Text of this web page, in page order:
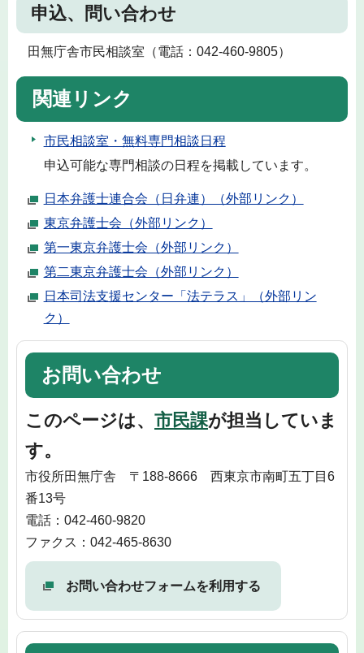
申込、問い合わせ
田無庁舎市民相談室（電話：042-460-9805）
関連リンク
市民相談室・無料専門相談日程
申込可能な専門相談の日程を掲載しています。
日本弁護士連合会（日弁連）（外部リンク）
東京弁護士会（外部リンク）
第一東京弁護士会（外部リンク）
第二東京弁護士会（外部リンク）
日本司法支援センター「法テラス」（外部リン
ク）
お問い合わせ
このページは、 市民課が担当していま
す。
市役所田無庁舎 〒188-8666 西東京市南町五丁目6
番13号
電話：042-460-9820
ファクス：042-465-8630
お問い合わせフォームを利用する